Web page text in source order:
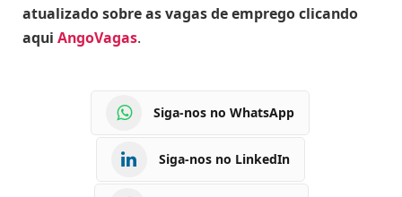
atualizado sobre as vagas de emprego clicando
aqui AngoVagas.
Siga-nos no WhatsApp
Siga-nos no LinkedIn